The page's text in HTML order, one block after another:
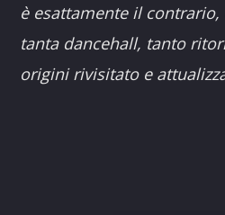
è esattamente il contrario,
tanta dancehall, tanto
origini rivisitato e